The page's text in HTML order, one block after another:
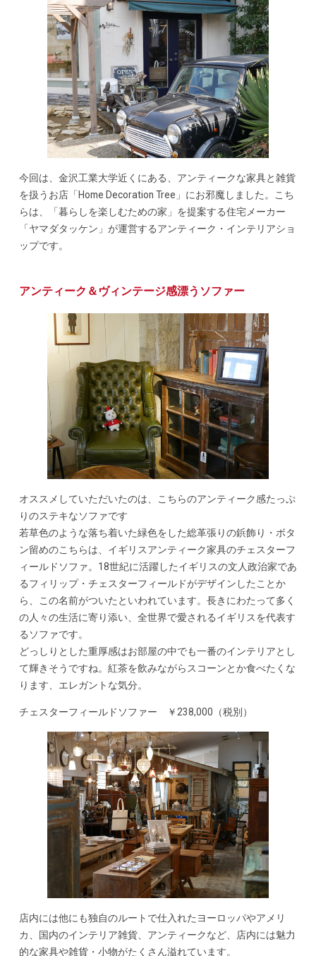
今回は、金沢工業大学近くにある、アンティークな家具と雑貨
を扱うお店「Home Decoration Tree」にお邪魔しました。こち
らは、「暮らしを楽しむための家」を提案する住宅メーカー
「ヤマダタッケン」が運営するアンティーク・インテリアショ
ップです。
アンティーク＆ヴィンテージ感漂うソファー
オススメしていただいたのは、こちらのアンティーク感たっぷ
りのステキなソファです
若草色のような落ち着いた緑色をした総革張りの鋲飾り・ボタ
ン留めのこちらは、イギリスアンティーク家具のチェスターフ
ィールドソファ。18世紀に活躍したイギリスの文人政治家であ
るフィリップ・チェスターフィールドがデザインしたことか
ら、この名前がついたといわれています。長きにわたって多く
の人々の生活に寄り添い、全世界で愛されるイギリスを代表す
るソファです。
どっしりとした重厚感はお部屋の中でも一番のインテリアとし
て輝きそうですね。紅茶を飲みながらスコーンとか食べたくな
ります、エレガントな気分。
チェスターフィールドソファー ￥238,000（税別）
店内には他にも独自のルートで仕入れたヨーロッパやアメリ
カ、国内のインテリア雑貨、アンティークなど、店内には魅力
的な家具や雑貨・小物がたくさん溢れています。